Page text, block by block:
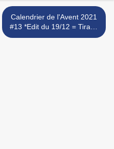
Calendrier de l'Avent 2021
#13 *Edit du 19/12 = Tirage
au sort* >